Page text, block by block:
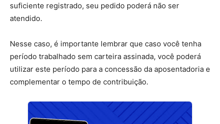
suficiente registrado, seu pedido poderá não ser
atendido.
Nesse caso, é importante lembrar que caso você tenha
período trabalhado sem carteira assinada, você poderá
utilizar este período para a concessão da aposentadoria e
complementar o tempo de contribuição.